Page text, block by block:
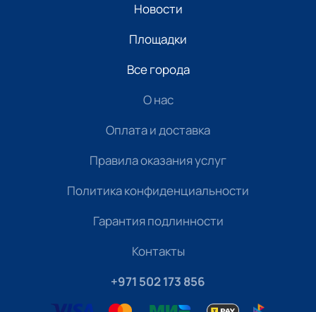
Новости
Площадки
Все города
О нас
Оплата и доставка
Правила оказания услуг
Политика конфиденциальности
Гарантия подлинности
Контакты
+971 502 173 856